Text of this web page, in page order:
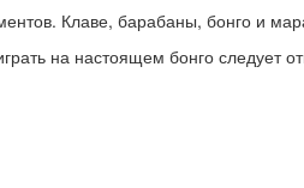
Клаве, барабаны, бонго и
на настоящем бонго следует